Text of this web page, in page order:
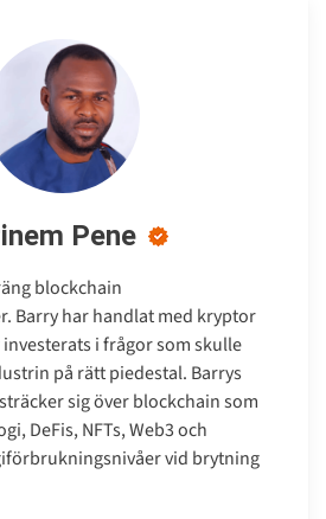
Pene
blockchain
Barry har handlat med kryptor
i frågor som skulle
på rätt piedestal. Barrys
sig över blockchain som
DeFis, NFTs, Web3 och
vid brytning